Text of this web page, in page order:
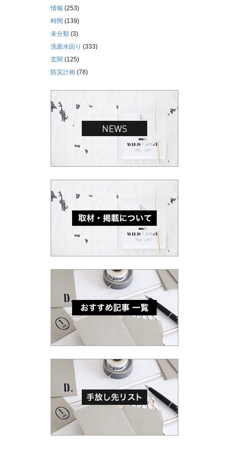
情報 (253)
時間 (139)
未分類 (3)
洗面水回り (333)
玄関 (125)
防災計画 (78)